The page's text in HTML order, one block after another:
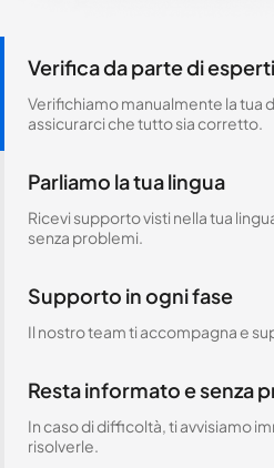
Verifica da parte di
Verifichiamo manualmente la tua
assicurarci che tutto sia corretto.
Parliamo la tua lingua
Ricevi supporto visti nella tua
senza problemi.
Supporto in ogni fase
Il nostro team ti accompagna e
Resta informato e senza
In caso di difficoltà, ti avvisiamo
risolverle.